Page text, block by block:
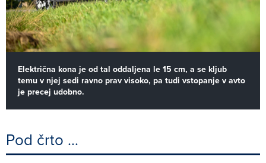
Električna kona je od tal oddaljena le 15 cm, a se kljub
temu v njej sedi ravno prav visoko, pa tudi vstopanje v avto
je precej udobno.
Pod črto …